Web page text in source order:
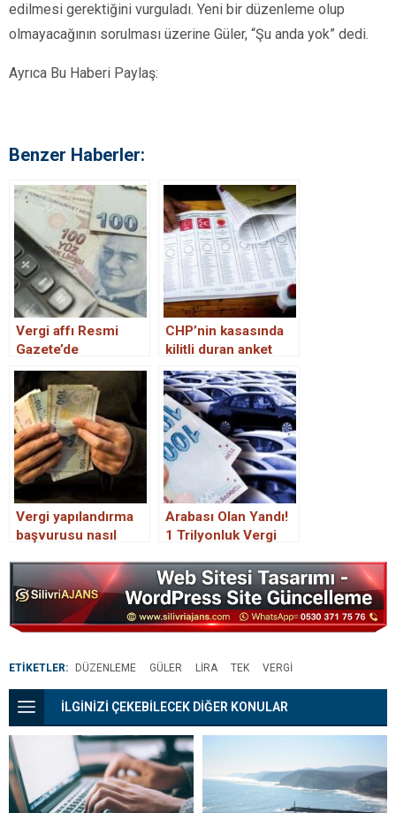
edilmesi gerektiğini vurguladı. Yeni bir düzenleme olup
olmayacağının sorulması üzerine Güler, “Şu anda yok” dedi.
Ayrıca Bu Haberi Paylaş:
Benzer Haberler:
Vergi affı Resmi
Gazete’de
yayımlandı mı? Vergi
affı Meclis’ten geçti
mi? Borçların
yapılandırılmasında
son durum
CHP’nin kasasında
kilitli duran anket
Vergi yapılandırma
başvurusu nasıl
Arabası Olan Yandı!
1 Trilyonluk Vergi
Binecek, Vergiler
Kontak
Açtırmayacak
ETİKETLER: DÜZENLEME GÜLER LIRA TEK VERGI
İLGİNİZİ ÇEKEBİLECEK DİĞER KONULAR